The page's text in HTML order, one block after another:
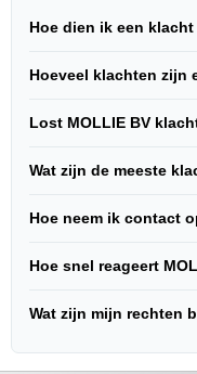
Hoe dien ik een
Hoeveel klachten zijn
Lost MOLLIE BV
Wat zijn de meeste
Hoe neem ik contact
Hoe snel reageert
Wat zijn mijn rechten